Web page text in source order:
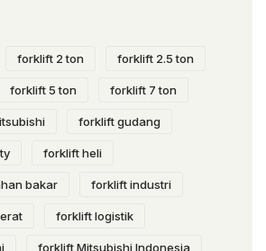
forklift 2 ton forklift 2.5 ton
forklift 5 ton forklift 7 ton
forklift gudang
forklift heli
bakar forklift industri
forklift logistik
forklift Mitsubishi Indonesia